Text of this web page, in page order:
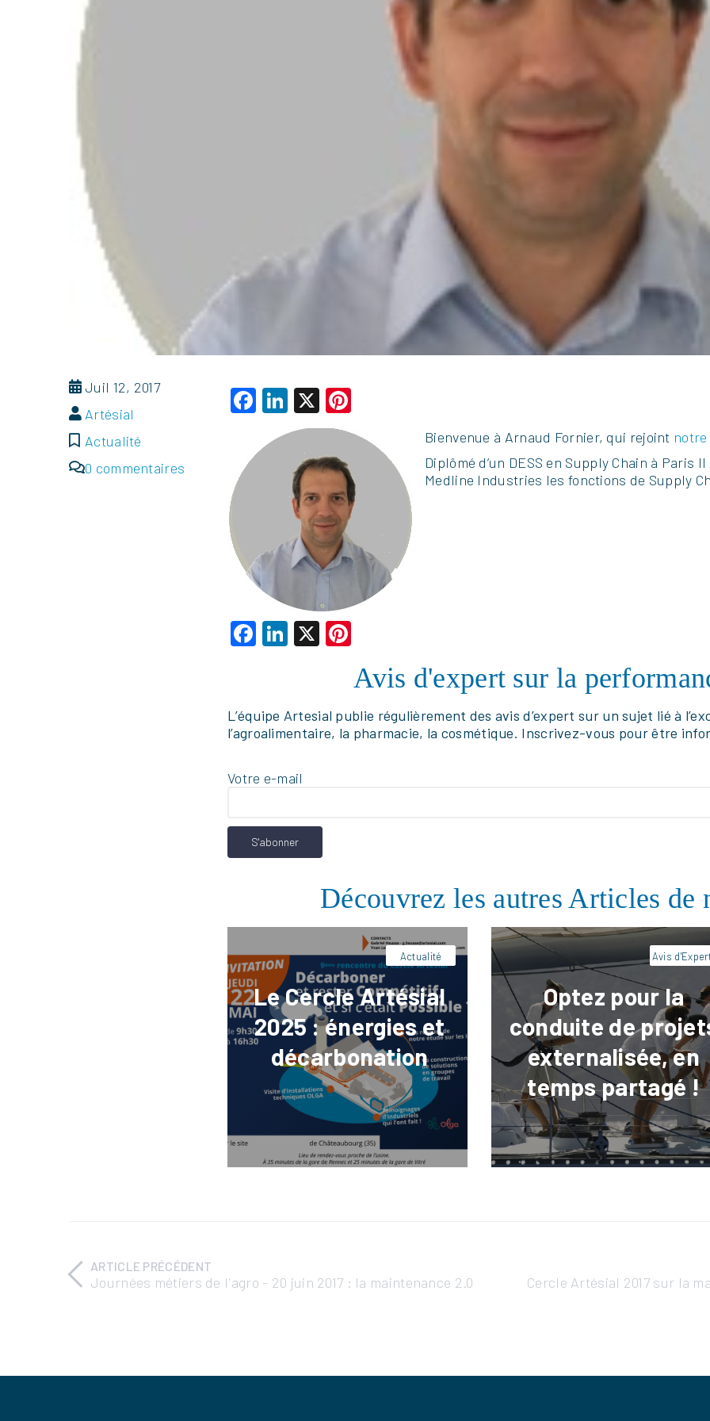
Juil 12, 2017
Artésial
Actualité
0 commentaires
Facebook
LinkedIn
X
Bienvenue à Arnaud Fornier, qui rejoint
Diplômé d’un DESS en Supply Chain à
Medline Industries les fonctions de Supply
Facebook
LinkedIn
X
Avis d'expert sur la
L’équipe Artesial publie régulièrement des avis d’expert sur un sujet lié à
l’agroalimentaire, la pharmacie, la cosmétique. Inscrivez-vous pour être
Votre e-mail
Découvrez les autres Articles de
Actualité
Le Cercle Artésial
2025 : énergies et
décarbonation
Avis
Optez pour la
conduite de
externalisée, en
temps partagé !
développement en temps
partagé.
ARTICLE PRÉCÉDENT
Journées métiers de l'agro - 20 juin 2017 : la maintenance 2.0 Cercle Artésial 2017 sur la